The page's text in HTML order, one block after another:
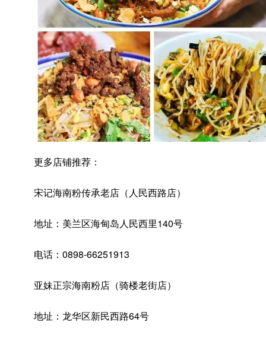
更多店铺推荐：
宋记海南粉传承老店（人民西路店）
地址：美兰区海甸岛人民西里140号
电话：0898-66251913
亚妹正宗海南粉店（骑楼老街店）
地址：龙华区新民西路64号